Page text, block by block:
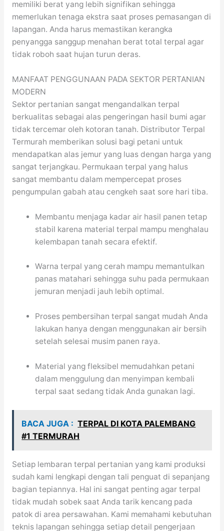
memiliki berat yang lebih signifikan sehingga
memerlukan tenaga ekstra saat proses pemasangan di
lapangan. Anda harus memastikan kerangka
penyangga sanggup menahan berat total terpal agar
tidak roboh saat hujan turun deras.
MANFAAT PENGGUNAAN PADA SEKTOR PERTANIAN
MODERN
Sektor pertanian sangat mengandalkan terpal
berkualitas sebagai alas pengeringan hasil bumi agar
tidak tercemar oleh kotoran tanah. Distributor Terpal
Termurah memberikan solusi bagi petani untuk
mendapatkan alas jemur yang luas dengan harga yang
sangat terjangkau. Permukaan terpal yang halus
sangat membantu dalam mempercepat proses
pengumpulan gabah atau cengkeh saat sore hari tiba.
Membantu menjaga kadar air hasil panen tetap
stabil karena material terpal mampu menghalau
kelembapan tanah secara efektif.
Warna terpal yang cerah mampu memantulkan
panas matahari sehingga suhu pada permukaan
jemuran menjadi jauh lebih optimal.
Proses pembersihan terpal sangat mudah Anda
lakukan hanya dengan menggunakan air bersih
setelah selesai musim panen raya.
Material yang fleksibel memudahkan petani
dalam menggulung dan menyimpan kembali
terpal saat sedang tidak Anda gunakan lagi.
BACA JUGA : TERPAL DI KOTA PALEMBANG
#1 TERMURAH
Setiap lembaran terpal pertanian yang kami produksi
sudah kami lengkapi dengan tali penguat di sepanjang
bagian tepiannya. Hal ini sangat penting agar terpal
tidak mudah sobek saat Anda tarik kencang pada
patok di area persawahan. Kami memahami kebutuhan
teknis lapangan sehingga setiap detail pengerjaan